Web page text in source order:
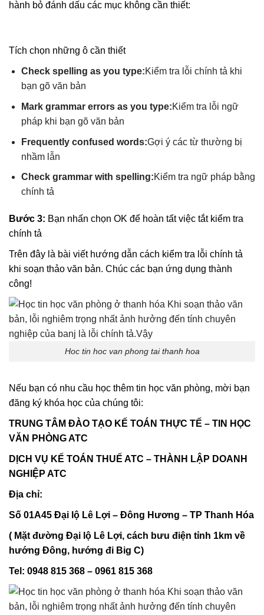
hành bỏ đánh dấu các mục không cần thiết:
Tích chọn những ô cần thiết
Check spelling as you type:Kiểm tra lỗi chính tả khi
bạn gõ văn bản
Mark grammar errors as you type:Kiểm tra lỗi ngữ
pháp khi bạn gõ văn bản
Frequently confused words:Gợi ý các từ thường bị
nhầm lẫn
Check grammar with spelling:Kiểm tra ngữ pháp bằng
chính tả
Bước 3: Bạn nhấn chọn OK để hoàn tất việc tắt kiểm tra
chính tả
Trên đây là bài viết hướng dẫn cách kiểm tra lỗi chính tả
khi soạn thảo văn bản. Chúc các bạn ứng dụng thành
công!
Hoc tin hoc van phong tai thanh hoa
Nếu bạn có nhu cầu học thêm tin học văn phòng, mời bạn
đăng ký khóa học của chúng tôi:
TRUNG TÂM ĐÀO TẠO KẾ TOÁN THỰC TẾ – TIN HỌC
VĂN PHÒNG ATC
DỊCH VỤ KẾ TOÁN THUẾ ATC – THÀNH LẬP DOANH
NGHIỆP ATC
Địa chỉ:
Số 01A45 Đại lộ Lê Lợi – Đông Hương – TP Thanh Hóa
( Mặt đường Đại lộ Lê Lợi, cách bưu điện tỉnh 1km về
hướng Đông, hướng đi Big C)
Tel: 0948 815 368 – 0961 815 368